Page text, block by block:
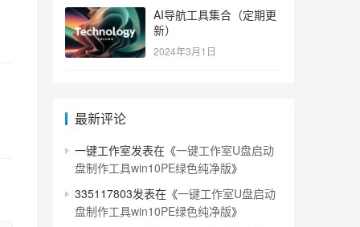
AI导航工具集合（定期更
新）
2024年3月1日
最新评论
一键工作室发表在《一键工作室U盘启动
盘制作工具win10PE绿色纯净版》
335117803发表在《一键工作室U盘启动
盘制作工具win10PE绿色纯净版》